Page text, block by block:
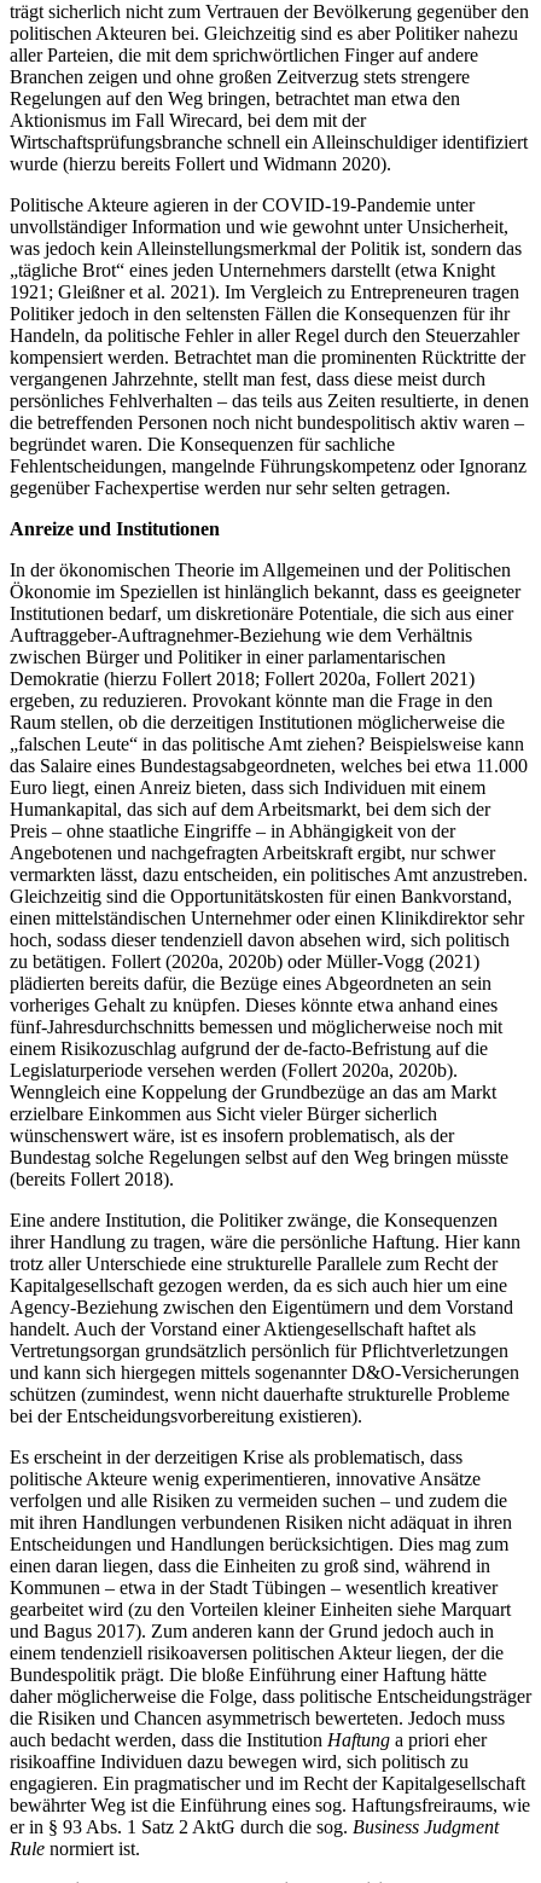
trägt sicherlich nicht zum Vertrauen der Bevölkerung gegenüber den
politischen Akteuren bei. Gleichzeitig sind es aber Politiker nahezu
aller Parteien, die mit dem sprichwörtlichen Finger auf andere
Branchen zeigen und ohne großen Zeitverzug stets strengere
Regelungen auf den Weg bringen, betrachtet man etwa den
Aktionismus im Fall Wirecard, bei dem mit der
Wirtschaftsprüfungsbranche schnell ein Alleinschuldiger identifiziert
wurde (hierzu bereits Follert und Widmann 2020).
Politische Akteure agieren in der COVID-19-Pandemie unter
unvollständiger Information und wie gewohnt unter Unsicherheit,
was jedoch kein Alleinstellungsmerkmal der Politik ist, sondern das
„tägliche Brot“ eines jeden Unternehmers darstellt (etwa Knight
1921; Gleißner et al. 2021). Im Vergleich zu Entrepreneuren tragen
Politiker jedoch in den seltensten Fällen die Konsequenzen für ihr
Handeln, da politische Fehler in aller Regel durch den Steuerzahler
kompensiert werden. Betrachtet man die prominenten Rücktritte der
vergangenen Jahrzehnte, stellt man fest, dass diese meist durch
persönliches Fehlverhalten – das teils aus Zeiten resultierte, in denen
die betreffenden Personen noch nicht bundespolitisch aktiv waren –
begründet waren. Die Konsequenzen für sachliche
Fehlentscheidungen, mangelnde Führungskompetenz oder Ignoranz
gegenüber Fachexpertise werden nur sehr selten getragen.
Anreize und Institutionen
In der ökonomischen Theorie im Allgemeinen und der Politischen
Ökonomie im Speziellen ist hinlänglich bekannt, dass es geeigneter
Institutionen bedarf, um diskretionäre Potentiale, die sich aus einer
Auftraggeber-Auftragnehmer-Beziehung wie dem Verhältnis
zwischen Bürger und Politiker in einer parlamentarischen
Demokratie (hierzu Follert 2018; Follert 2020a, Follert 2021)
ergeben, zu reduzieren. Provokant könnte man die Frage in den
Raum stellen, ob die derzeitigen Institutionen möglicherweise die
„falschen Leute“ in das politische Amt ziehen? Beispielsweise kann
das Salaire eines Bundestagsabgeordneten, welches bei etwa 11.000
Euro liegt, einen Anreiz bieten, dass sich Individuen mit einem
Humankapital, das sich auf dem Arbeitsmarkt, bei dem sich der
Preis – ohne staatliche Eingriffe – in Abhängigkeit von der
Angebotenen und nachgefragten Arbeitskraft ergibt, nur schwer
vermarkten lässt, dazu entscheiden, ein politisches Amt anzustreben.
Gleichzeitig sind die Opportunitätskosten für einen Bankvorstand,
einen mittelständischen Unternehmer oder einen Klinikdirektor sehr
hoch, sodass dieser tendenziell davon absehen wird, sich politisch
zu betätigen. Follert (2020a, 2020b) oder Müller-Vogg (2021)
plädierten bereits dafür, die Bezüge eines Abgeordneten an sein
vorheriges Gehalt zu knüpfen. Dieses könnte etwa anhand eines
fünf-Jahresdurchschnitts bemessen und möglicherweise noch mit
einem Risikozuschlag aufgrund der de-facto-Befristung auf die
Legislaturperiode versehen werden (Follert 2020a, 2020b).
Wenngleich eine Koppelung der Grundbezüge an das am Markt
erzielbare Einkommen aus Sicht vieler Bürger sicherlich
wünschenswert wäre, ist es insofern problematisch, als der
Bundestag solche Regelungen selbst auf den Weg bringen müsste
(bereits Follert 2018).
Eine andere Institution, die Politiker zwänge, die Konsequenzen
ihrer Handlung zu tragen, wäre die persönliche Haftung. Hier kann
trotz aller Unterschiede eine strukturelle Parallele zum Recht der
Kapitalgesellschaft gezogen werden, da es sich auch hier um eine
Agency-Beziehung zwischen den Eigentümern und dem Vorstand
handelt. Auch der Vorstand einer Aktiengesellschaft haftet als
Vertretungsorgan grundsätzlich persönlich für Pflichtverletzungen
und kann sich hiergegen mittels sogenannter D&O-Versicherungen
schützen (zumindest, wenn nicht dauerhafte strukturelle Probleme
bei der Entscheidungsvorbereitung existieren).
Es erscheint in der derzeitigen Krise als problematisch, dass
politische Akteure wenig experimentieren, innovative Ansätze
verfolgen und alle Risiken zu vermeiden suchen – und zudem die
mit ihren Handlungen verbundenen Risiken nicht adäquat in ihren
Entscheidungen und Handlungen berücksichtigen. Dies mag zum
einen daran liegen, dass die Einheiten zu groß sind, während in
Kommunen – etwa in der Stadt Tübingen – wesentlich kreativer
gearbeitet wird (zu den Vorteilen kleiner Einheiten siehe Marquart
und Bagus 2017). Zum anderen kann der Grund jedoch auch in
einem tendenziell risikoaversen politischen Akteur liegen, der die
Bundespolitik prägt. Die bloße Einführung einer Haftung hätte
daher möglicherweise die Folge, dass politische Entscheidungsträger
die Risiken und Chancen asymmetrisch bewerteten. Jedoch muss
auch bedacht werden, dass die Institution Haftung a priori eher
risikoaffine Individuen dazu bewegen wird, sich politisch zu
engagieren. Ein pragmatischer und im Recht der Kapitalgesellschaft
bewährter Weg ist die Einführung eines sog. Haftungsfreiraums, wie
er in § 93 Abs. 1 Satz 2 AktG durch die sog. Business Judgment
Rule normiert ist.